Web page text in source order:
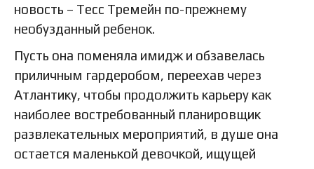
новость – Тесс Тремейн по-прежнему
необузданный ребенок.
Пусть она поменяла имидж и обзавелась
приличным гардеробом, переехав через
Атлантику, чтобы продолжить карьеру как
наиболее востребованный планировщик
развлекательных мероприятий, в душе она
остается маленькой девочкой, ищущей